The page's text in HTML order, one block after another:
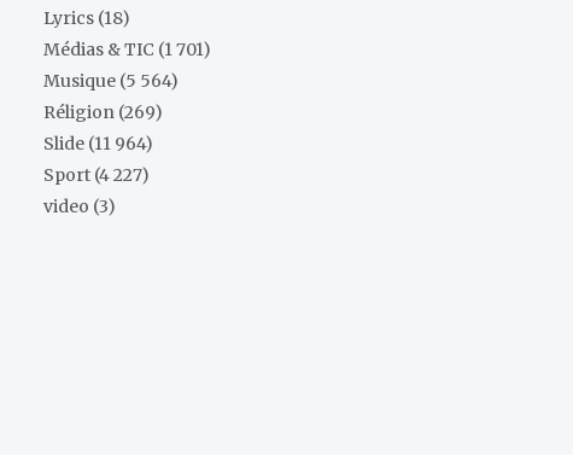
Lyrics (18)
Médias & TIC (1 701)
Musique (5 564)
Réligion (269)
Slide (11 964)
Sport (4 227)
video (3)